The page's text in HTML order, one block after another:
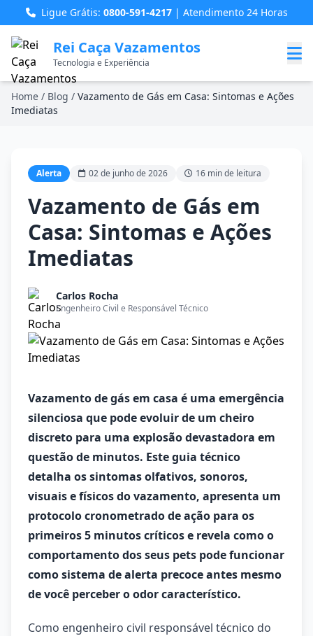
Ligue Grátis: 0800-591-4217| Atendimento 24 Horas
Rei Caça Vazamentos
Tecnologia e Experiência
Home / Blog / Vazamento de Gás em Casa: Sintomas e Ações
Imediatas
Alerta 02 de junho de 2026 16 min de leitura
Vazamento de Gás em
Casa: Sintomas e Ações
Imediatas
Carlos Rocha
Engenheiro Civil e Responsável Técnico
Vazamento de gás em casa é uma emergência
silenciosa que pode evoluir de um cheiro
discreto para uma explosão devastadora em
questão de minutos. Este guia técnico
detalha os sintomas olfativos, sonoros,
visuais e físicos do vazamento, apresenta um
protocolo cronometrado de ação para os
primeiros 5 minutos críticos e revela como o
comportamento dos seus pets pode funcionar
como sistema de alerta precoce antes mesmo
de você perceber o odor característico.
Como engenheiro civil responsável técnico do